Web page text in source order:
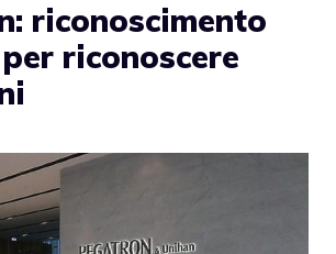
riconoscimento
riconoscere